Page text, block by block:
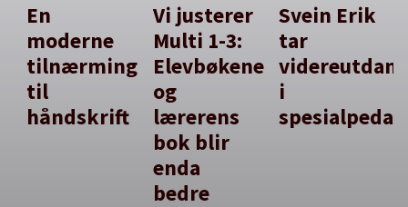
En
moderne
tilnærming
til
håndskrift
Vi justerer
Multi 1-3:
Elevbøkene
og
lærerens
bok blir
enda
bedre
Svein Erik
tar
i